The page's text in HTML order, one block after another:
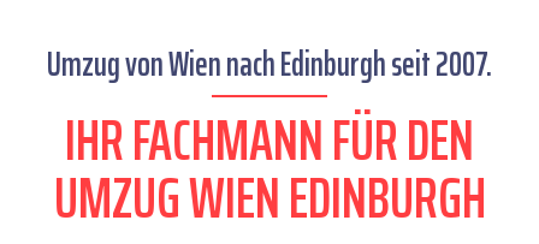
Umzug von Wien nach Edinburgh seit 2007.
IHR FACHMANN FÜR DEN
UMZUG WIEN EDINBURGH